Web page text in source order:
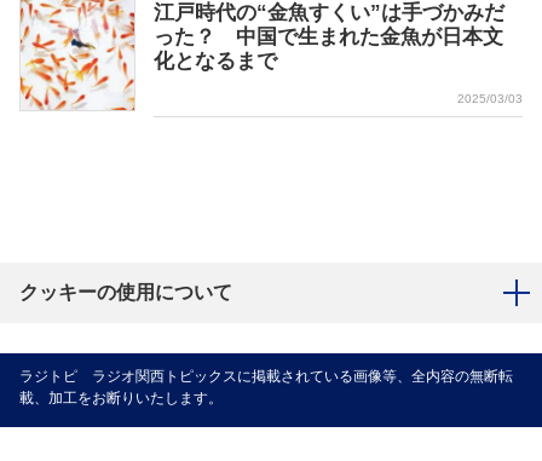
江戸時代の“金魚すくい”は手づかみだ
った？ 中国で生まれた金魚が日本文
化となるまで
2025/03/03
クッキーの使用について
ラジトピ ラジオ関西トピックスに掲載されている画像等、全内容の無断転
載、加工をお断りいたします。